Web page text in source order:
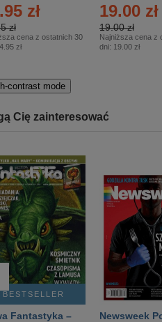
zł
zł
cena z ostatnich 30
zł
– 2/2026
19.00 zł
19.00 zł
Najniższa cena z
dni: 19.00 zł
contrast mode
Cię zainteresować
BESTSELLER
Fantastyka –
Newsweek